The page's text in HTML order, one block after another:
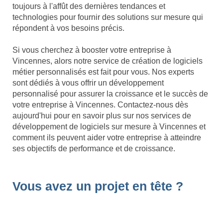
toujours à l'affût des dernières tendances et
technologies pour fournir des solutions sur mesure qui
répondent à vos besoins précis.
Si vous cherchez à booster votre entreprise à
Vincennes, alors notre service de création de logiciels
métier personnalisés est fait pour vous. Nos experts
sont dédiés à vous offrir un développement
personnalisé pour assurer la croissance et le succès de
votre entreprise à Vincennes. Contactez-nous dès
aujourd'hui pour en savoir plus sur nos services de
développement de logiciels sur mesure à Vincennes et
comment ils peuvent aider votre entreprise à atteindre
ses objectifs de performance et de croissance.
Vous avez un projet en tête ?